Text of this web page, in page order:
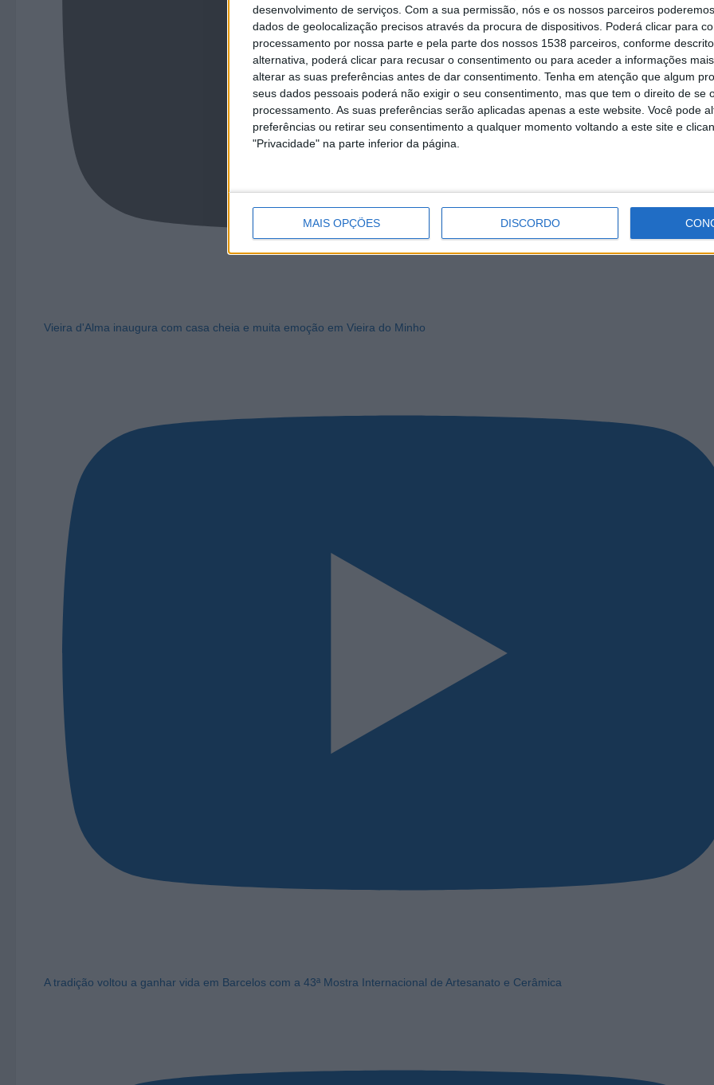
desenvolvimento de serviços. Com a sua permissão, nós e os nossos parceiros
dados de geolocalização precisos através da procura de dispositivos. Poderá clicar para
processamento por nossa parte e pela parte dos nossos 1538 parceiros, conforme
alternativa, poderá clicar para recusar o consentimento ou para aceder a informações
alterar as suas preferências antes de dar consentimento. Tenha em atenção que algum
seus dados pessoais poderá não exigir o seu consentimento, mas que tem o direito de se
processamento. As suas preferências serão aplicadas apenas a este website. Você pode
preferências ou retirar seu consentimento a qualquer momento voltando a este site e
"Privacidade" na parte inferior da página.
MAIS OPÇÕES DISCORDO
Vieira d'Alma inaugura com casa cheia e muita emoção em Vieira do Minho
A tradição voltou a ganhar vida em Barcelos com a 43ª Mostra Internacional de Artesanato e Cerâmica